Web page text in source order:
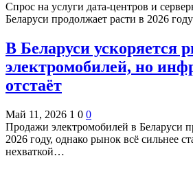
Спрос на услуги дата-центров и
Беларуси продолжает расти в 2026
В Беларуси ускоряется
электромобилей, но
отстаёт
Май 11, 2026 1 0 0
Продажи электромобилей в Беларуси
2026 году, однако рынок всё сильнее
нехваткой…